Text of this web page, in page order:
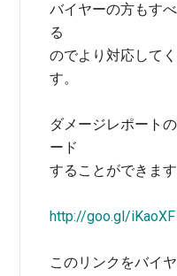
バイヤーの方もす
る
のでより対応して
す。
ダメージレポート
ード
することができます
http://goo.gl/iKaoXF
このリンクをバイ